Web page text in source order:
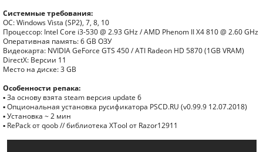
Системные требования:
ОС: Windows Vista (SP2), 7, 8, 10
Процессор: Intel Core i3-530 @ 2.93 GHz / AMD Phenom II X4 810 @ 2.60 GHz
Оперативная память: 6 GB ОЗУ
Видеокарта: NVIDIA GeForce GTS 450 / ATI Radeon HD 5870 (1GB VRAM)
DirectX: Версии 11
Место на диске: 3 GB
Особенности репака:
▪ За основу взята steam версия update 6
▪ Опциональная установка русификатора PSCD.RU (v0.99.9 12.07.2018)
▪ Установка ~ 2 мин
▪ RePack от qoob // библиотека XTool от Razor12911